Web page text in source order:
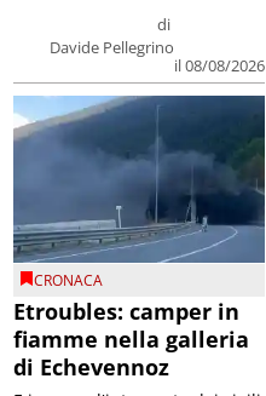
di
Davide Pellegrino
il 08/08/2026
CRONACA
Etroubles: camper in
fiamme nella galleria
di Echevennoz